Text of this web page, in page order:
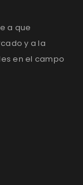
a que
y a la
en el campo